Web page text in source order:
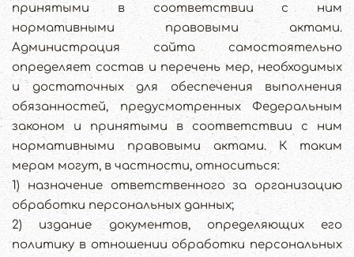
принятыми в соответствии с ним
нормативными правовыми актами.
Администрация сайта самостоятельно
определяет состав и перечень мер, необходимых
и достаточных для обеспечения выполнения
обязанностей, предусмотренных Федеральным
законом и принятыми в соответствии с ним
нормативными правовыми актами. К таким
мерам могут, в частности, относиться:
1) назначение ответственного за организацию
обработки персональных данных;
2) издание документов, определяющих его
политику в отношении обработки персональных